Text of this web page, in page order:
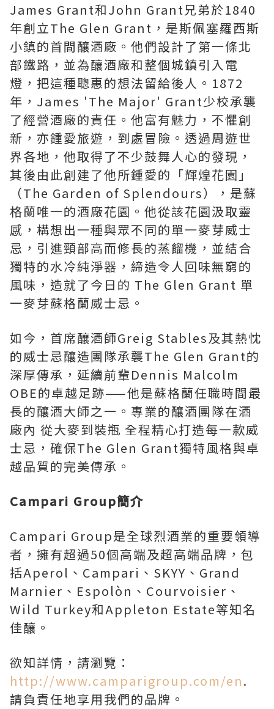
James Grant和John Grant兄弟於1840
年創立The Glen Grant，是斯佩塞羅西斯
小鎮的首間釀酒廠。他們設計了第一條北
部鐵路，並為釀酒廠和整個城鎮引入電
燈，把這種聰惠的想法留給後人。1872
年，James 'The Major' Grant少校承襲
了經營酒廠的責任。他富有魅力，不懼創
新，亦鍾愛旅遊，到處冒險。透過周遊世
界各地，他取得了不少鼓舞人心的發現，
其後由此創建了他所鍾愛的「輝煌花園」
（The Garden of Splendours），是蘇
格蘭唯一的酒廠花園。他從該花園汲取靈
感，構想出一種與眾不同的單一麥芽威士
忌，引進頸部高而修長的蒸餾機，並結合
獨特的水冷純淨器，締造令人回味無窮的
風味，造就了今日的 The Glen Grant 單
一麥芽蘇格蘭威士忌。
如今，首席釀酒師Greig Stables及其熱忱
的威士忌釀造團隊承襲The Glen Grant的
深厚傳承，延續前輩Dennis Malcolm
OBE的卓越足跡——他是蘇格蘭任職時間最
長的釀酒大師之一。專業的釀酒團隊在酒
廠內 從大麥到裝瓶 全程精心打造每一款威
士忌，確保The Glen Grant獨特風格與卓
越品質的完美傳承。
Campari Group簡介
Campari Group是全球烈酒業的重要領導
者，擁有超過50個高端及超高端品牌，包
括Aperol、Campari、SKYY、Grand
Marnier、Espolòn、Courvoisier、
Wild Turkey和Appleton Estate等知名
佳釀。
欲知詳情，請瀏覽：
http://www.camparigroup.com/en.
請負責任地享用我們的品牌。